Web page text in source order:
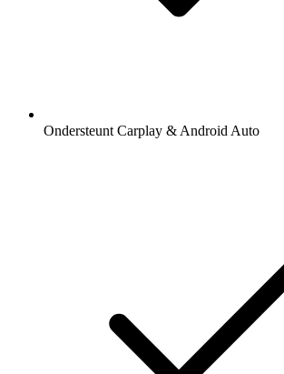
Ondersteunt Carplay & Android Auto